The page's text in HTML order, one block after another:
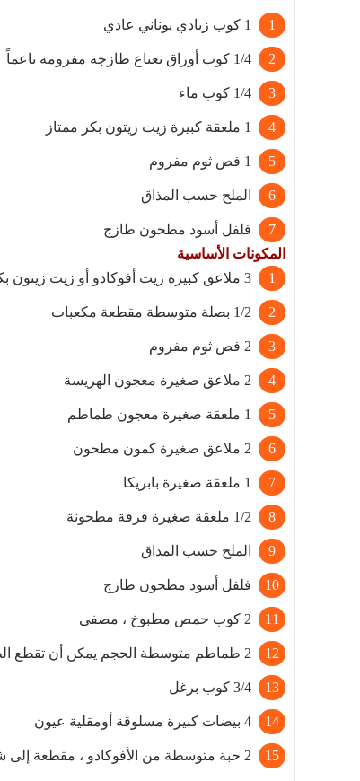
1 كوب زبادي يوناني عادي
1/4 كوب أوراق نعناع طازجة مفرومة ناعماً
1/4 كوب ماء
1 ملعقة كبيرة زيت زيتون بكر ممتاز
1 فص ثوم مفروم
الملح حسب المذاق
فلفل أسود مطحون طازج
المكونات الأساسية
3 ملاعق كبيرة زيت أفوكادو أو زيت زيتون بكر ممتاز مقسمة
1/2 بصلة متوسطة مقطعة مكعبات
2 فص ثوم مفروم
2 ملاعق صغيرة معجون الهريسة
1 ملعقة صغيرة معجون طماطم
2 ملاعق صغيرة كمون مطحون
1 ملعقة صغيرة بابريكا
1/2 ملعقة صغيرة قرفة مطحونة
الملح حسب المذاق
فلفل أسود مطحون طازج
2 كوب حمص مطبوخ ، مصفى
2 طماطم متوسطة الحجم يمكن أن تقطع الطماطم إلى مكعبات
3/4 كوب برغل
4 بيضات كبيرة مسلوقة أومقلية عيون
2 حبة متوسطة من الأفوكادو ، مقطعة إلى شرائح رقيقة إن وجد